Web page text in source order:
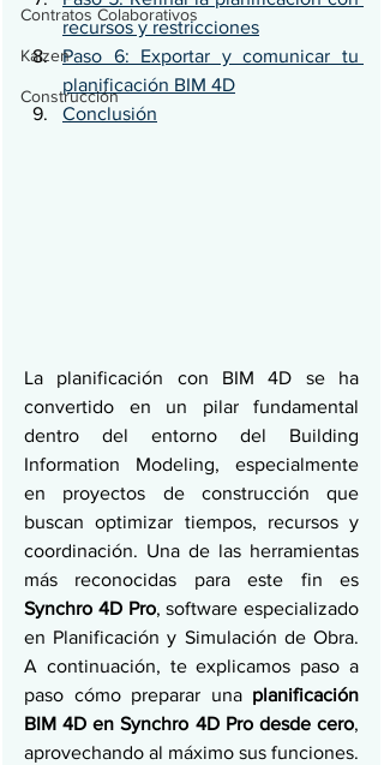
Contratos Colaborativos
Kaizen
Construcción
recursos y restricciones
Paso 6: Exportar y comunicar tu
planificación BIM 4D
Conclusión
La planificación con BIM 4D se ha
convertido en un pilar fundamental
dentro del entorno del Building
Information Modeling, especialmente
en proyectos de construcción que
buscan optimizar tiempos, recursos y
coordinación. Una de las herramientas
Synchro 4D Pro, software especializado
en Planificación y Simulación de Obra.
A continuación, te explicamos paso a
paso cómo preparar una planificación
BIM 4D en Synchro 4D Pro desde cero,
aprovechando al máximo sus funciones.